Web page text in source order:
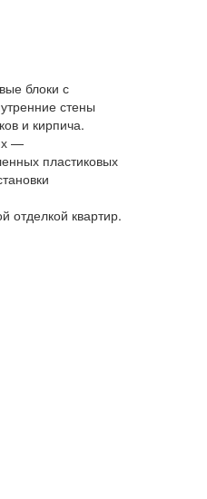
блоки с
стены
и кирпича.
—
пластиковых
отделкой квартир.